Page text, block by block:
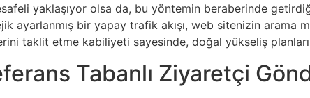
yaklaşıyor olsa da, bu yöntemin beraberinde
ayarlanmış bir yapay trafik akışı, web sitenizin arama
taklit etme kabiliyeti sayesinde, doğal yükseliş
Tabanlı Ziyaretçi